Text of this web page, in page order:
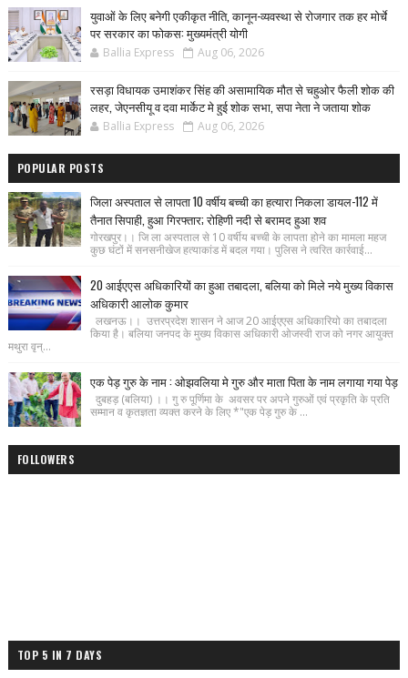
युवाओं के लिए बनेगी एकीकृत नीति, कानून-व्यवस्था से रोजगार तक हर मोर्चे
पर सरकार का फोकस: मुख्यमंत्री योगी
Ballia Express Aug 06, 2026
रसड़ा विधायक उमाशंकर सिंह की असामायिक मौत से चहुओर फैली शोक की
लहर, जेएनसीयू व दवा मार्केट मे हुई शोक सभा, सपा नेता ने जताया शोक
Ballia Express Aug 06, 2026
POPULAR POSTS
जिला अस्पताल से लापता 10 वर्षीय बच्ची का हत्यारा निकला डायल-112 में
तैनात सिपाही, हुआ गिरफ्तार; रोहिणी नदी से बरामद हुआ शव
गोरखपुर।। जि ला अस्पताल से 10 वर्षीय बच्ची के लापता होने का मामला महज
कुछ घंटों में सनसनीखेज हत्याकांड में बदल गया। पुलिस ने त्वरित कार्रवाई...
20 आईएएस अधिकारियों का हुआ तबादला, बलिया को मिले नये मुख्य विकास
अधिकारी आलोक कुमार
लखनऊ।। उत्तरप्रदेश शासन ने आज 20 आईएएस अधिकारियो का तबादला
किया है। बलिया जनपद के मुख्य विकास अधिकारी ओजस्वी राज को नगर आयुक्त
मथुरा वृन्...
एक पेड़ गुरु के नाम : ओझवलिया मे गुरु और माता पिता के नाम लगाया गया पेड़
दुबहड़ (बलिया) ।। गु रु पूर्णिमा के अवसर पर अपने गुरुओं एवं प्रकृति के प्रति
सम्मान व कृतज्ञता व्यक्त करने के लिए *"एक पेड़ गुरु के ...
FOLLOWERS
TOP 5 IN 7 DAYS